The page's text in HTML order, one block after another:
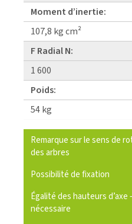
Moment d’inertie:
107,8 kg cm²
F Radial N:
1 600
Poids:
54 kg
Remarque sur le sens de
des arbres
Possibilité de fixation
Égalité des hauteurs d’axe
nécessaire